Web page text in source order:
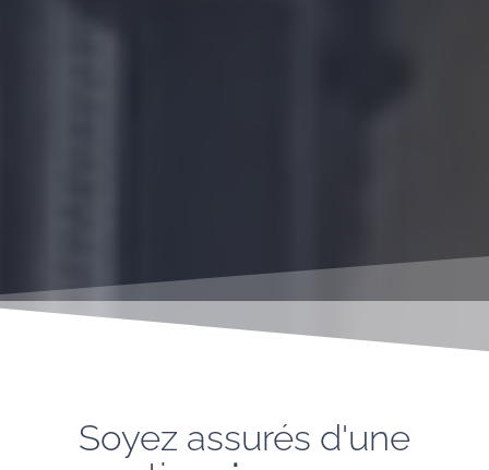
Soyez assurés d'une